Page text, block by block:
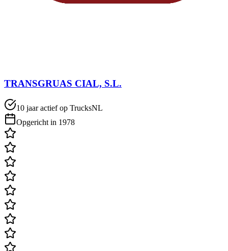
TRANSGRUAS CIAL, S.L.
10 jaar actief op TrucksNL
Opgericht in 1978